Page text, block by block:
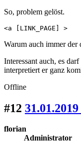
So, problem gelöst.
<a [LINK_PAGE] >
Warum auch immer
Interessant auch, es
interpretiert er ganz
Offline
#12
florian
Administrator